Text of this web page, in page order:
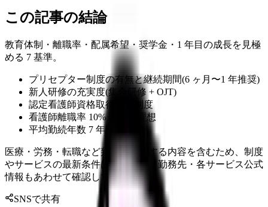
この記事の結論
教育体制・離職率・配属希望・奨学金・1 年目の成長を見極
める 7 基準。
プリセプター制度の有無と継続期間(6 ヶ月〜1 年推奨)
新人研修の充実度(集合研修 + OJT)
認定看護師資格取得支援制度
看護師離職率 10% 以下が理想
平均勤続年数 7 年以上
医療・労務・転職など判断に影響する内容を含むため、制度
やサービスの最新条件は公的機関・勤務先・各サービス公式
情報もあわせて確認してください。
SNSで共有